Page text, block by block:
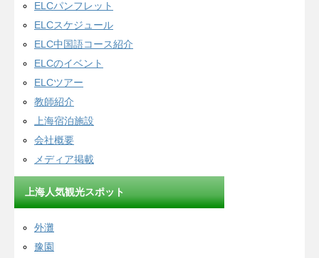
ELCパンフレット
ELCスケジュール
ELC中国語コース紹介
ELCのイベント
ELCツアー
教師紹介
上海宿泊施設
会社概要
メディア掲載
上海人気観光スポット
外灘
豫園